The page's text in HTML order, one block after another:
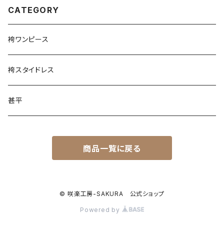
CATEGORY
袴ワンピース
袴スタイドレス
甚平
商品一覧に戻る
© 咲楽工房-SAKURA 公式ショップ
Powered by